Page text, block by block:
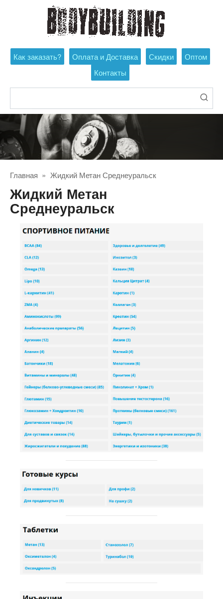
Как заказать? Оплата и Доставка Скидки
Оптом
Контакты
Главная » Жидкий Метан Среднеуральск
Жидкий Метан
Среднеуральск